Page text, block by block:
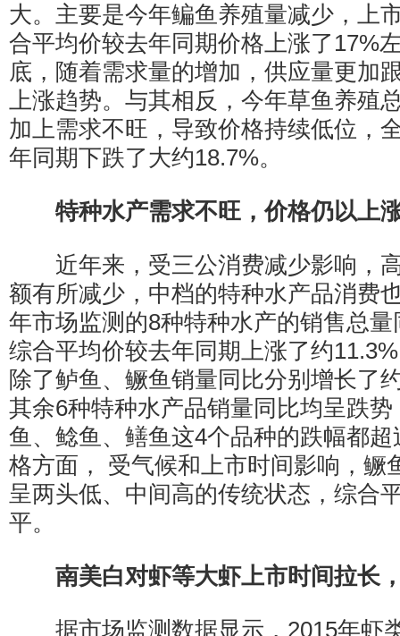
大。主要是今年鳊鱼养殖量减少，上
合平均价较去年同期价格上涨了17%
底，随着需求量的增加，供应量更加
上涨趋势。与其相反，今年草鱼养殖
加上需求不旺，导致价格持续低位，
年同期下跌了大约18.7%。
特种水产需求不旺，价格仍以上
近年来，受三公消费减少影响，
额有所减少，中档的特种水产品消费
年市场监测的8种特种水产的销售总
综合平均价较去年同期上涨了约
除了鲈鱼、鳜鱼销量同比分别增长了
其余6种特种水产品销量同比均呈跌
鱼、鲶鱼、鳝鱼这4个品种的跌幅都
格方面， 受气候和上市时间影响，鳜
呈两头低、中间高的传统状态，综合
平。
南美白对虾等大虾上市时间拉长
据市场监测数据显示，2015年虾